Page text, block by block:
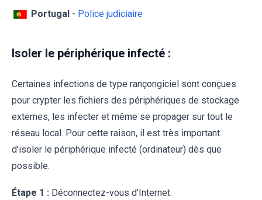
Portugal - Police judiciaire
Isoler le périphérique infecté :
Certaines infections de type rançongiciel sont conçues
pour crypter les fichiers des périphériques de stockage
externes, les infecter et même se propager sur tout le
réseau local. Pour cette raison, il est très important
d'isoler le périphérique infecté (ordinateur) dès que
possible.
Étape 1 : Déconnectez-vous d'Internet.